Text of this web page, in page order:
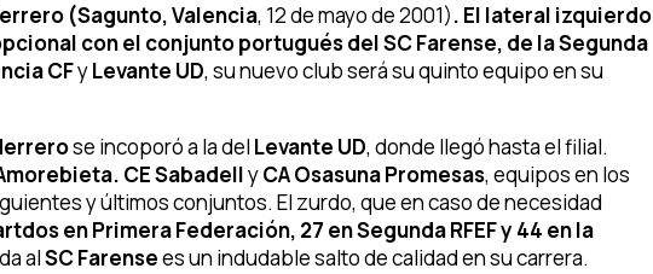
(Sagunto, Valencia, 12 de mayo de 2001). El lateral izquierdo
con el conjunto portugués del SC Farense, de la Segunda
CFyLevante UD, su nuevo club será su quinto equipo en su
se incoporó a la del Levante UD, donde llegó hasta el filial.
CE SabadellyCA Osasuna Promesas, equipos en los
y últimos conjuntos. El zurdo, que en caso de necesidad
en Primera Federación, 27 en Segunda RFEF y 44 en la
alSC Farensees un indudable salto de calidad en su carrera.